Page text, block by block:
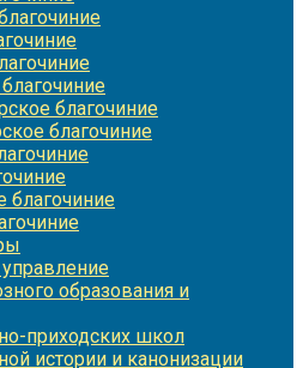
благочиние
благочиние
благочиние
образования и
приходских школ
истории и канонизации